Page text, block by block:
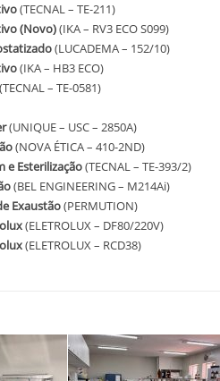
(TECNAL – TE-211)
(Novo)(IKA – RV3 ECO S099)
(LUCADEMA – 152/10)
(IKA – HB3 ECO)
(TECNAL – TE-0581)
(UNIQUE – USC – 2850A)
(NOVA ÉTICA – 410-2ND)
e Esterilização(TECNAL – TE-393/2)
(BEL ENGINEERING – M214Ai)
Exaustão(PERMUTION)
(ELETROLUX – DF80/220V)
(ELETROLUX – RCD38)